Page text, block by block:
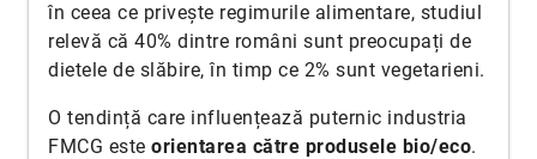
în ceea ce privește regimurile alimentare, studiul
relevă că 40% dintre români sunt preocupați de
dietele de slăbire, în timp ce 2% sunt vegetarieni.
O tendință care influențează puternic industria
FMCG este orientarea către produsele bio/eco.